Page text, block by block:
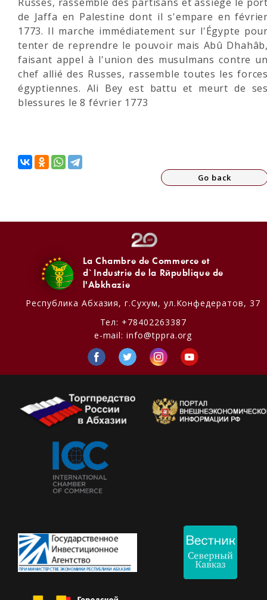
de Jaffa en Palestine dont il s'empare en
1773. Il marche immédiatement sur l'Égypte
tenter de reprendre le pouvoir mais Abû
faisant appel à l'union des musulmans contre
chef allié des Russes, rassemble toutes les
égyptiennes. Ali Bey est battu et meurt de
blessures le 8 février 1773
Go back
La Chambre de Commerce et
d`Industrie de la République de
l'Abkhazie
Республика Абхазия, г.Сухум, ул.Конфедератов, 37
Тел: +78402263387
e-mail:info@tppra.org